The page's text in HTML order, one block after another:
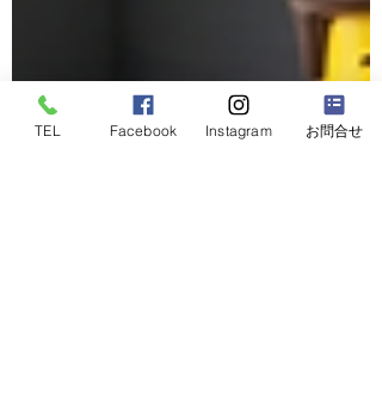
TEL Facebook Instagram お問合せ